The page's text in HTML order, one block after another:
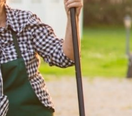
Obligatoires
Ces scripts
sont
nécessaires
pour pouvoir
naviguer sur
notre site
internet pour
permettre